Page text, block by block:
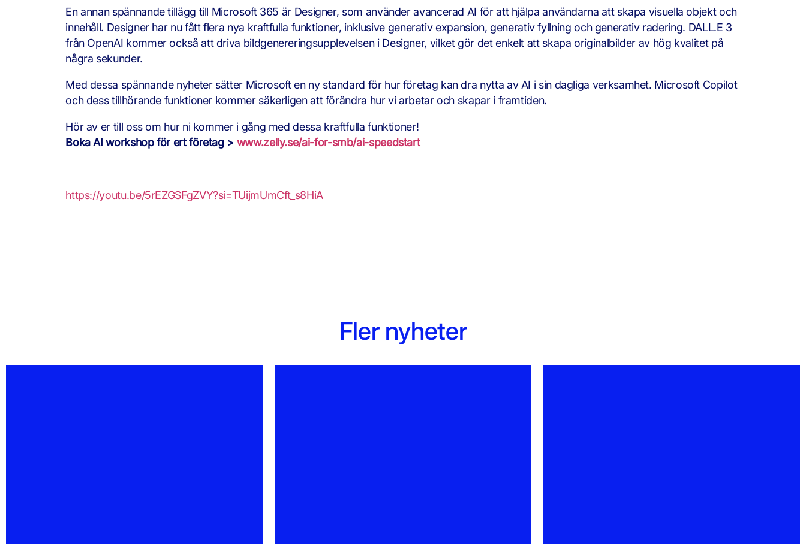
En annan spännande tillägg till Microsoft 365 är Designer, som använder avancerad AI för att hjälpa användarna att skapa visuella objekt och
innehåll. Designer har nu fått flera nya kraftfulla funktioner, inklusive generativ expansion, generativ fyllning och generativ radering. DALL.E 3
från OpenAI kommer också att driva bildgenereringsupplevelsen i Designer, vilket gör det enkelt att skapa originalbilder av hög kvalitet på
några sekunder.
Med dessa spännande nyheter sätter Microsoft en ny standard för hur företag kan dra nytta av AI i sin dagliga verksamhet. Microsoft Copilot
och dess tillhörande funktioner kommer säkerligen att förändra hur vi arbetar och skapar i framtiden.
Hör av er till oss om hur ni kommer i gång med dessa kraftfulla funktioner!
Boka AI workshop för ert företag > www.zelly.se/ai-for-smb/ai-speedstart
https://youtu.be/5rEZGSFgZVY?si=TUijmUmCft_s8HiA
Fler nyheter